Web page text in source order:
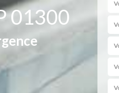
01300